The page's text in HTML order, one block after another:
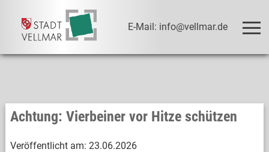
E-Mail: info@vellmar.de
Achtung: Vierbeiner vor Hitze schützen
Veröffentlicht am: 23.06.2026